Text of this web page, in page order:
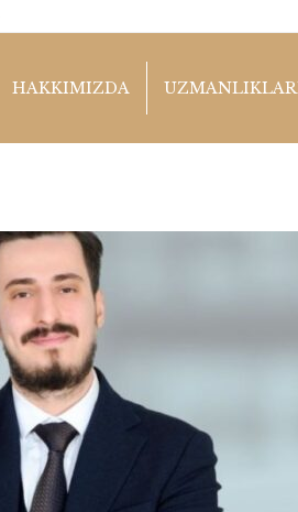
HAKKIMIZDA